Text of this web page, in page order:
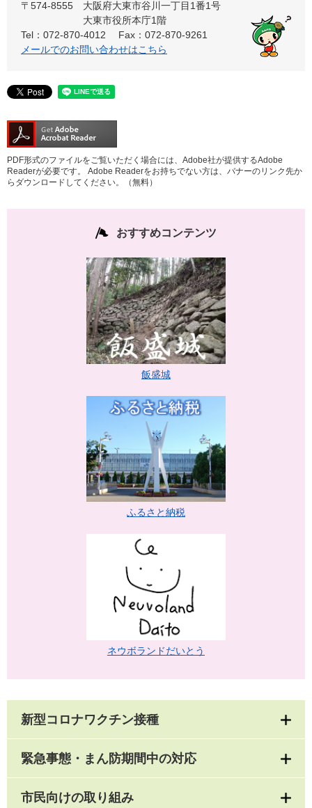
〒574-8555
大阪府大東市谷川一丁目1番1号
大東市役所本庁1階
Tel：072-870-4012
Fax：072-870-9261
メールでのお問い合わせはこちら
PDF形式のファイルをご覧いただく場合には、Adobe社が提供するAdobe
Readerが必要です。
Adobe Readerをお持ちでない方は、バナーのリンク先か
らダウンロードしてください。（無料）
おすすめコンテンツ
飯盛城
ふるさと納税
ネウボランドだいとう
新型コロナワクチン接種
緊急事態・まん防期間中の対応
市民向けの取り組み